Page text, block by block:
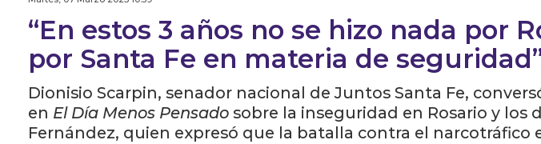
“En estos 3 años no se hizo nada por
por Santa Fe en materia de
Dionisio Scarpin, senador nacional de Juntos Santa Fe,
en El Día Menos Pensado sobre la inseguridad en Rosario y los
Fernández, quien expresó que la batalla contra el narcotráfico